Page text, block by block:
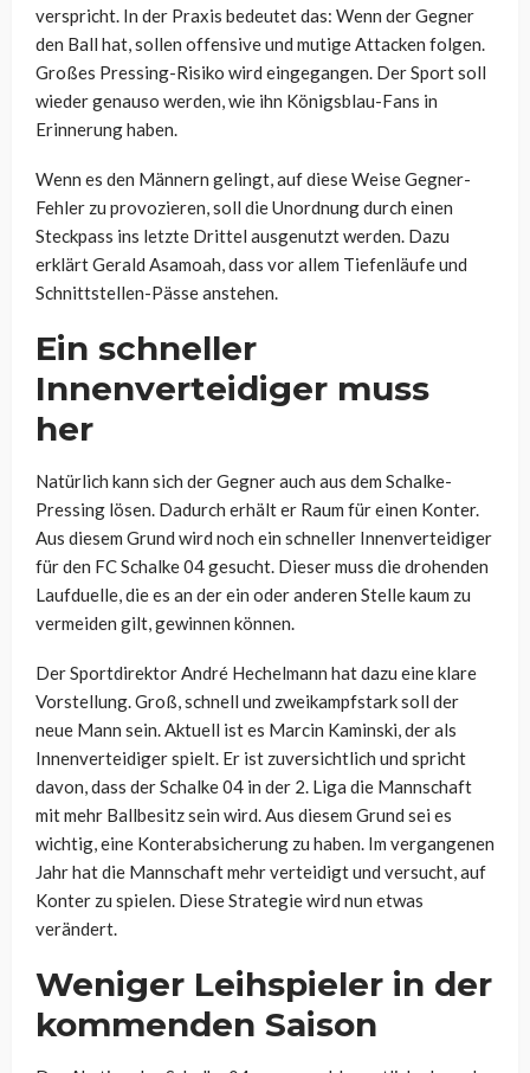
verspricht. In der Praxis bedeutet das: Wenn der Gegner
den Ball hat, sollen offensive und mutige Attacken folgen.
Großes Pressing-Risiko wird eingegangen. Der Sport soll
wieder genauso werden, wie ihn Königsblau-Fans in
Erinnerung haben.
Wenn es den Männern gelingt, auf diese Weise Gegner-
Fehler zu provozieren, soll die Unordnung durch einen
Steckpass ins letzte Drittel ausgenutzt werden. Dazu
erklärt Gerald Asamoah, dass vor allem Tiefenläufe und
Schnittstellen-Pässe anstehen.
Ein schneller
Innenverteidiger muss
her
Natürlich kann sich der Gegner auch aus dem Schalke-
Pressing lösen. Dadurch erhält er Raum für einen Konter.
Aus diesem Grund wird noch ein schneller Innenverteidiger
für den FC Schalke 04 gesucht. Dieser muss die drohenden
Laufduelle, die es an der ein oder anderen Stelle kaum zu
vermeiden gilt, gewinnen können.
Der Sportdirektor André Hechelmann hat dazu eine klare
Vorstellung. Groß, schnell und zweikampfstark soll der
neue Mann sein. Aktuell ist es Marcin Kaminski, der als
Innenverteidiger spielt. Er ist zuversichtlich und spricht
davon, dass der Schalke 04 in der 2. Liga die Mannschaft
mit mehr Ballbesitz sein wird. Aus diesem Grund sei es
wichtig, eine Konterabsicherung zu haben. Im vergangenen
Jahr hat die Mannschaft mehr verteidigt und versucht, auf
Konter zu spielen. Diese Strategie wird nun etwas
verändert.
Weniger Leihspieler in der
kommenden Saison